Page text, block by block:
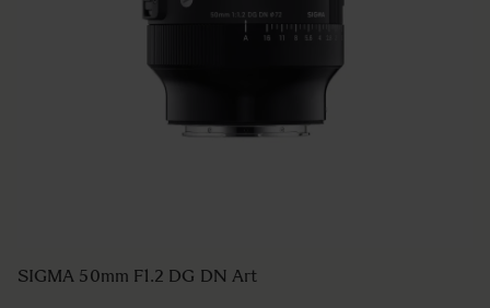
SIGMA 50mm F1.2 DG DN Art